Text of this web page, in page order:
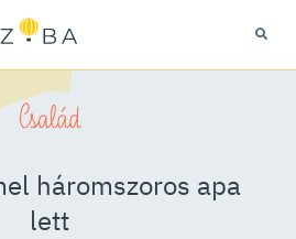
Család
háromszoros apa
lett